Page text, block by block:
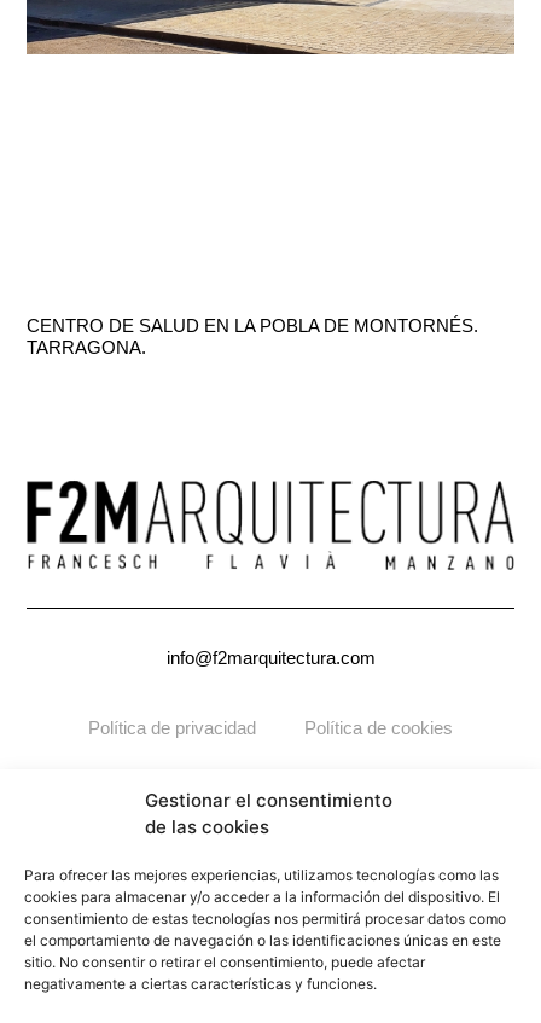
Gestionar el consentimiento
de las cookies
Para ofrecer las mejores experiencias, utilizamos tecnologías como las
cookies para almacenar y/o acceder a la información del dispositivo. El
consentimiento de estas tecnologías nos permitirá procesar datos como
el comportamiento de navegación o las identificaciones únicas en este
sitio. No consentir o retirar el consentimiento, puede afectar
negativamente a ciertas características y funciones.
CENTRO DE SALUD EN LA POBLA DE MONTORNÉS.
TARRAGONA.
info@f2marquitectura.com
Política de privacidad Política de cookies
reservados.